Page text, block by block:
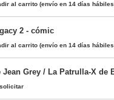
al carrito (envío en 14 días
2 - cómic
al carrito (envío en 14 días
Jean Grey / La Patrulla-X de
solicitar